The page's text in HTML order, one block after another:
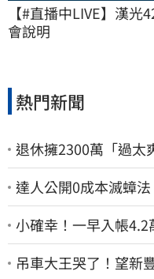
【#直播中LIVE】漢
會說明
熱門新聞
退休擁2300萬「過太
達人公開0成本滅蟑
小確幸！一早入帳
吊車大王哭了！望新